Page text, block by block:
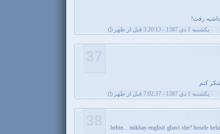
حاشیه رفت!
يکشنبه 1 دی 1387 - 3:20:13 قبل از ظهر
کنم
يکشنبه 1 دی 1387 - 7:02:37 قبل از ظهر
bebin... mikhay englisit ghavi she? hosele